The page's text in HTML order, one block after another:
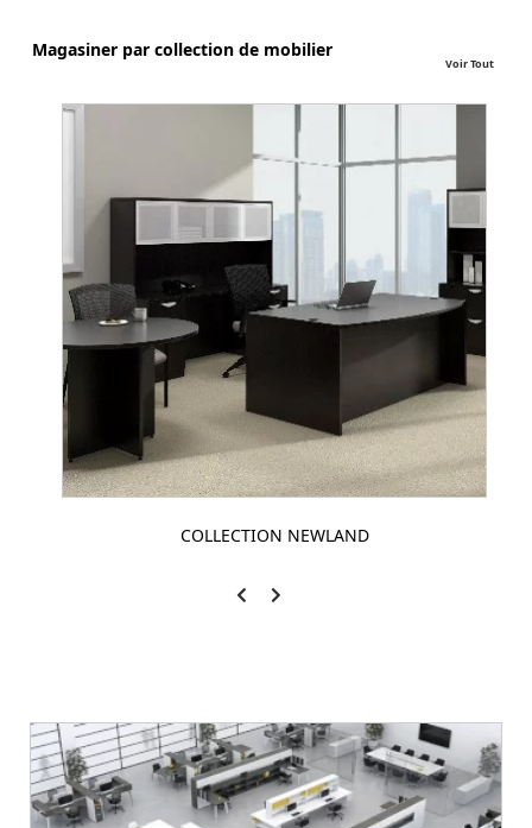
Magasiner par collection de mobilier
Voir Tout
COLLECTION NEWLAND